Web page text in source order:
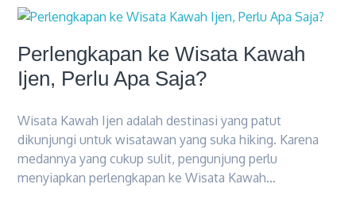
Perlengkapan ke Wisata Kawah
Ijen, Perlu Apa Saja?
Wisata Kawah Ijen adalah destinasi yang patut
dikunjungi untuk wisatawan yang suka hiking. Karena
medannya yang cukup sulit, pengunjung perlu
menyiapkan perlengkapan ke Wisata Kawah…